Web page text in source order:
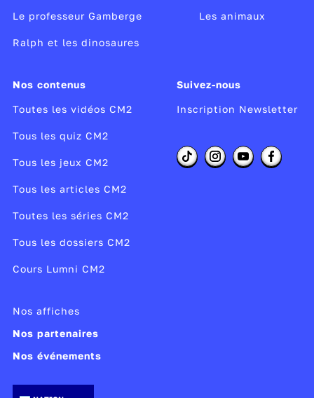
Le professeur Gamberge
Ralph et les dinosaures
Les animaux
Nos contenus
Toutes les vidéos CM2
Tous les quiz CM2
Tous les jeux CM2
Tous les articles CM2
Toutes les séries CM2
Tous les dossiers CM2
Cours Lumni CM2
Suivez-nous
Inscription Newsletter
Nos affiches
Nos partenaires
Nos événements